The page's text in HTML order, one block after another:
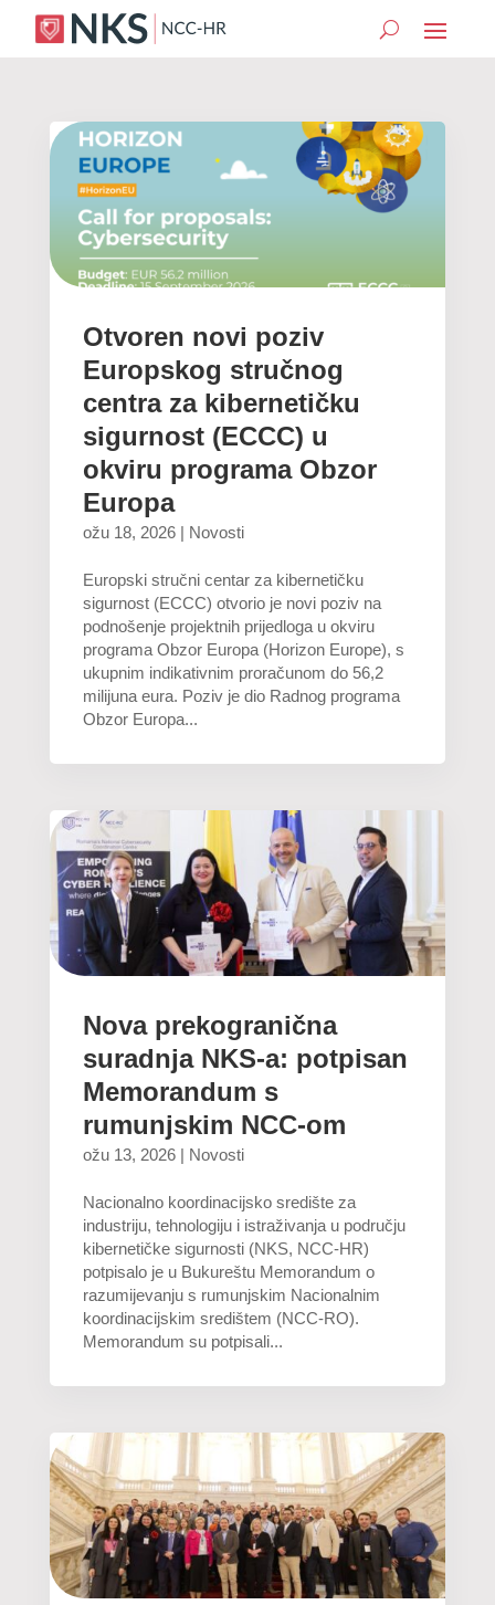
Otvoren novi poziv
Europskog stručnog
centra za kibernetičku
sigurnost (ECCC) u
okviru programa Obzor
Europa
ožu 18, 2026| Novosti
Europski stručni centar za kibernetičku
sigurnost (ECCC) otvorio je novi poziv na
podnošenje projektnih prijedloga u okviru
programa Obzor Europa (Horizon Europe), s
ukupnim indikativnim proračunom do 56,2
milijuna eura. Poziv je dio Radnog programa
Obzor Europa...
Nova prekogranična
suradnja NKS-a: potpisan
Memorandum s
rumunjskim NCC-om
ožu 13, 2026| Novosti
Nacionalno koordinacijsko središte za
industriju, tehnologiju i istraživanja u području
kibernetičke sigurnosti (NKS, NCC-HR)
potpisalo je u Bukureštu Memorandum o
razumijevanju s rumunjskim Nacionalnim
koordinacijskim središtem (NCC-RO).
Memorandum su potpisali...